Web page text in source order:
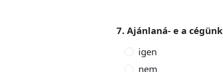
7. Ajánlaná- e a
igen
nem